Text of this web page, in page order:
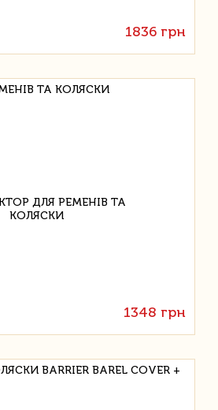
1836 грн
ТА КОЛЯСКИ
1348 грн
BARRIER BAREL COVER +